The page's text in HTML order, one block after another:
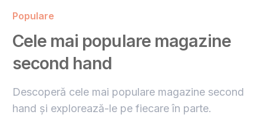
Populare
Cele mai populare magazine
second hand
Descoperă cele mai populare magazine second
hand și explorează-le pe fiecare în parte.